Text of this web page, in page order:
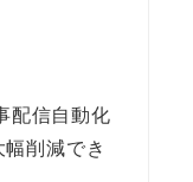
配信自動化
削減でき